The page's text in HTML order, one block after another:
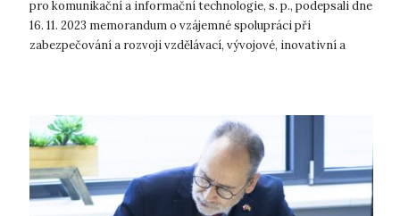
pro komunikační a informační technologie, s. p., podepsali dne
16. 11. 2023 memorandum o vzájemné spolupráci při
zabezpečování a rozvoji vzdělávací, vývojové, inovativní a